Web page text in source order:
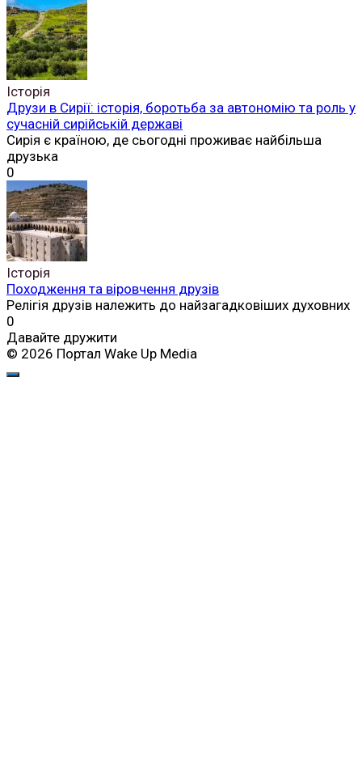
Історія
Друзи в Сирії: історія, боротьба за автономію та роль у
сучасній сирійській державі
Сирія є країною, де сьогодні проживає найбільша
друзька
0
Історія
Походження та віровчення друзів
Релігія друзів належить до найзагадковіших духовних
0
Давайте дружити
© 2026 Портал Wake Up Media